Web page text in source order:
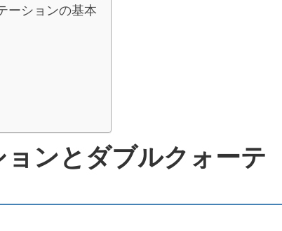
ーションの基本
ンとダブルクォーテ